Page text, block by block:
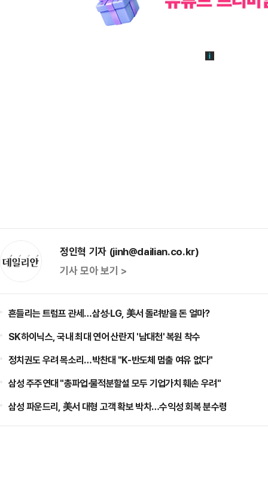
정인혁 기자 (jinh@dailian.co.kr)
기사 모아 보기 >
흔들리는 트럼프 관세…삼성·LG, 美서 돌려받을 돈 얼마?
SK하이닉스, 국내 최대 연어 산란지 '남대천' 복원 착수
정치권도 우려 목소리…박찬대 "K-반도체 멈출 여유 없다"
삼성 주주연대 "총파업·물적분할설 모두 기업가치 훼손 우려"
삼성 파운드리, 美서 대형 고객 확보 박차…수익성 회복 분수령